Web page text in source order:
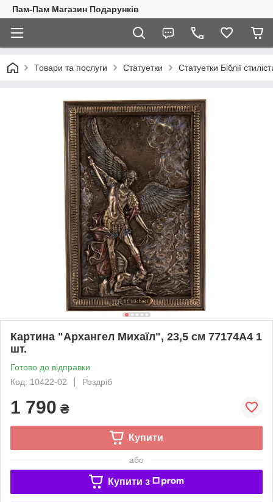
Пам-Пам Магазин Подарунків
Товари та послуги Статуетки Статуетки Біблії
Картина "Архангел Михаїл", 23,5 см 77174A4 1
шт.
Готово до відправки
Код: 10422-02
Роздріб
1 790 ₴
Купити
або
Купити з